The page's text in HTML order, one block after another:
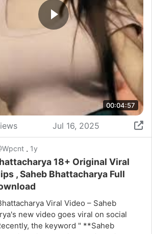
00:04:57
Jul 16, 2025
. 1y
18+ Original Viral
, Saheb Bhattacharya Full
Viral Video – Saheb
new video goes viral on social
the keyword " **Saheb